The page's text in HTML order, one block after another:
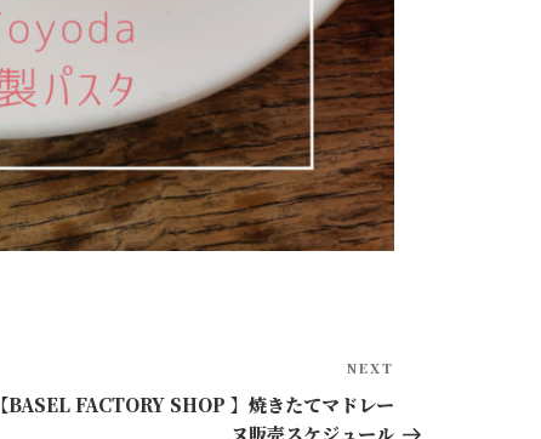
Post
NEXT
【BASEL FACTORY SHOP 】焼きたてマドレー
ヌ販売スケジュール